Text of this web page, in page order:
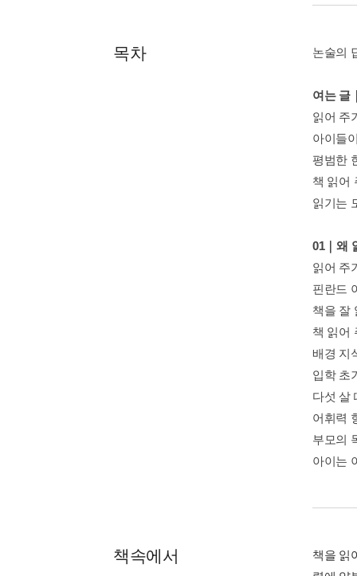
목차 논술의
여는 글
읽어 주
아이들
평범한
책 읽어
읽기는
01｜왜
읽어 주
핀란드
책을 잘
책 읽어
배경 지
입학 초
다섯 살
어휘력
부모의
아이는
책속에서
책을 읽